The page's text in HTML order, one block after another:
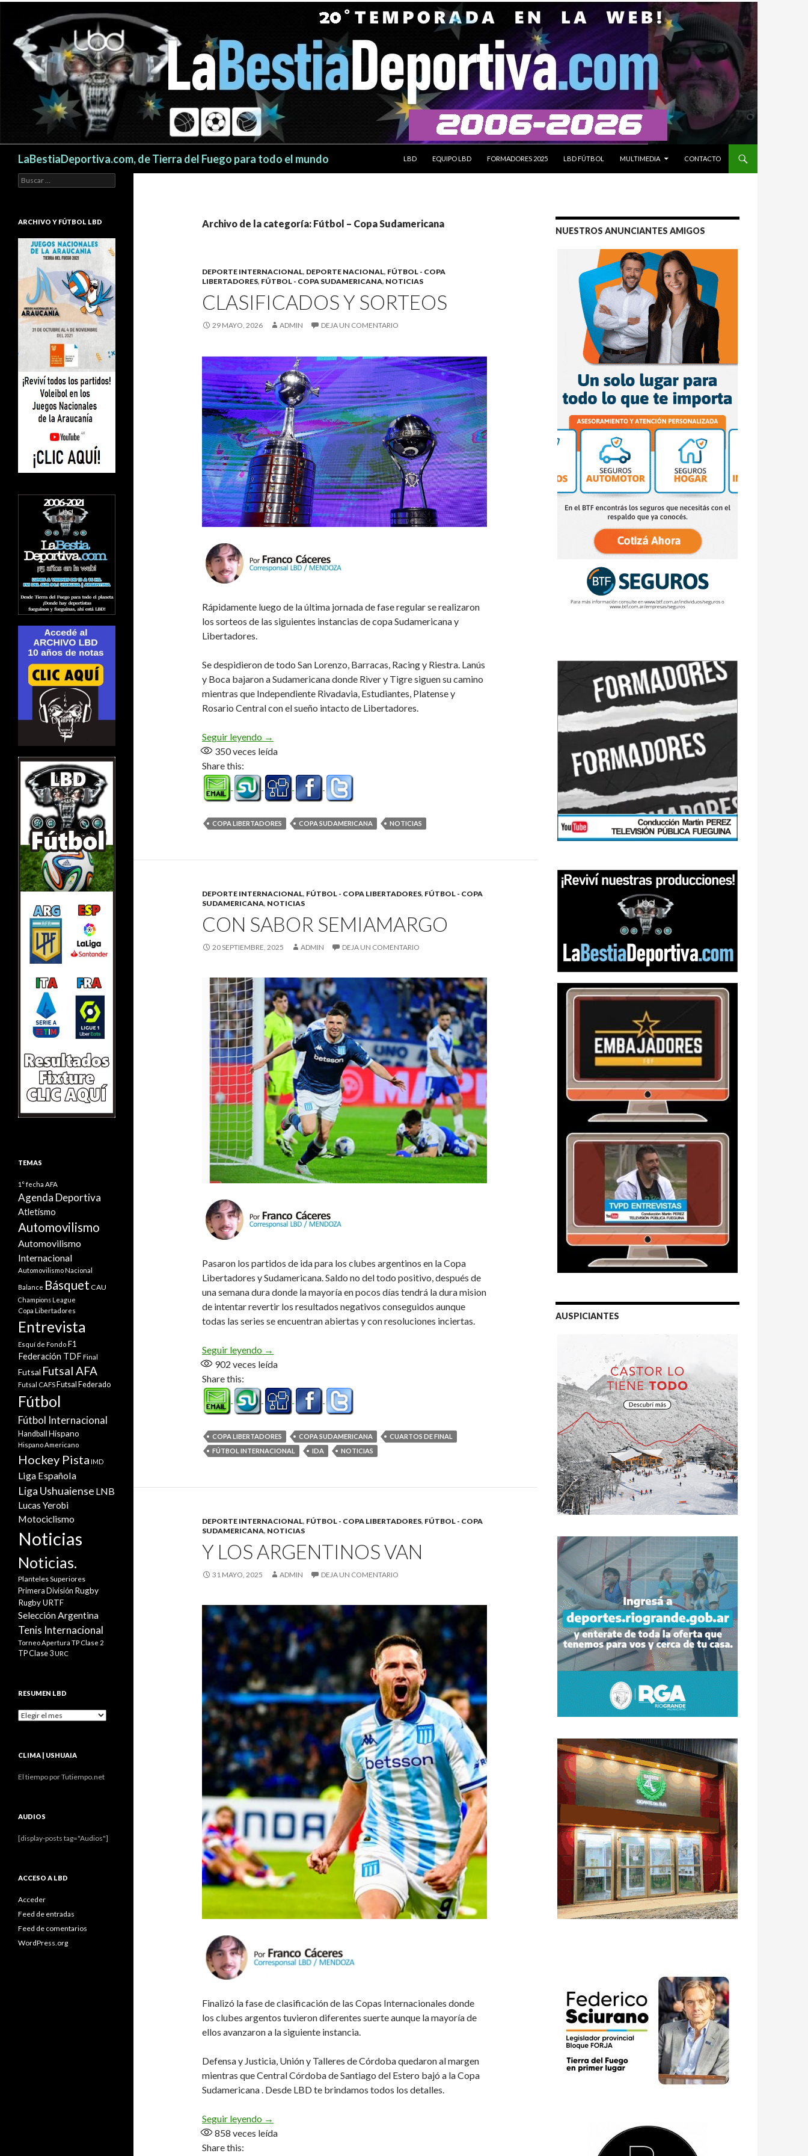
LaBestiaDeportiva.com, de Tierra del Fuego para todo el mundo
LBD
EQUIPO LBD FORMADORES 2025 LBD FÚTBOL MULTIMEDIA CONTACTO
Archivo de la categoría: Fútbol – Copa Sudamericana
DEPORTE INTERNACIONAL, DEPORTE NACIONAL, FÚTBOL - COPA
LIBERTADORES, FÚTBOL - COPA SUDAMERICANA, NOTICIAS
CLASIFICADOS Y SORTEOS
29 MAYO, 2026 ADMIN DEJA UN COMENTARIO
Rápidamente luego de la última jornada de fase regular se realizaron
los sorteos de las siguientes instancias de copa Sudamericana y
Libertadores.
Se despidieron de todo San Lorenzo, Barracas, Racing y Riestra. Lanús
y Boca bajaron a Sudamericana donde River y Tigre siguen su camino
mientras que Independiente Rivadavia, Estudiantes, Platense y
Rosario Central con el sueño intacto de Libertadores.
Seguir leyendo Clasificados y sorteos
→
350veces leída
Share this:
COPA LIBERTADORES COPA SUDAMERICANA NOTICIAS
DEPORTE INTERNACIONAL, FÚTBOL - COPA LIBERTADORES, FÚTBOL - COPA
SUDAMERICANA, NOTICIAS
CON SABOR SEMIAMARGO
20 SEPTIEMBRE, 2025 ADMIN DEJA UN COMENTARIO
Pasaron los partidos de ida para los clubes argentinos en la Copa
Libertadores y Sudamericana. Saldo no del todo positivo, después de
una semana dura donde la mayoría en pocos días tendrá la dura mision
de intentar revertir los resultados negativos conseguidos aunque
todas las series se encuentran abiertas y con resoluciones inciertas.
Seguir leyendo Con sabor semiamargo
→
902 veces leída
Share this:
COPA LIBERTADORES COPA SUDAMERICANA
CUARTOS DE FINAL
FÚTBOL INTERNACIONAL
IDA NOTICIAS
DEPORTE INTERNACIONAL, FÚTBOL - COPA LIBERTADORES, FÚTBOL - COPA
SUDAMERICANA, NOTICIAS
Y LOS ARGENTINOS VAN
31 MAYO, 2025 ADMIN DEJA UN COMENTARIO
Finalizó la fase de clasificación de las Copas Internacionales donde
los clubes argentos tuvieron diferentes suerte aunque la mayoría de
ellos avanzaron a la siguiente instancia.
Defensa y Justicia, Unión y Talleres de Córdoba quedaron al margen
mientras que Central Córdoba de Santiago del Estero bajó a la Copa
Sudamericana . Desde LBD te brindamos todos los detalles.
Seguir leyendo Y los argentinos van
→
858 veces leída
Share this:
NUESTROS ANUNCIANTES AMIGOS
AUSPICIANTES
Buscar:
ARCHIVO Y FÚTBOL LBD
TEMAS
1° fecha AFA
Agenda Deportiva
Atletismo
Automovilismo
Automovilismo
Internacional
Automovilismo Nacional
Balance Básquet CAU
Champions League
Copa Libertadores
Entrevista
Esquí de Fondo F1
Federación TDF Final
Futsal Futsal AFA
Futsal CAFS Futsal Federado
Fútbol
Fútbol Internacional
Handball Hispano
Hispano Americano
Hockey Pista IMD
Liga Española
Liga Ushuaiense LNB
Lucas Yerobi
Motociclismo
Noticias
Noticias.
Planteles Superiores
Primera División Rugby
Rugby URTF
Selección Argentina
Tenis Internacional
Torneo Apertura TP Clase 2
TP Clase 3URC
RESUMEN LBD
Resumen
CLIMA | USHUAIA
El tiempo por Tutiempo.net
AUDIOS
[display-posts tag="Audios"]
ACCESO A LBD
Acceder
Feed de entradas
Feed de comentarios
WordPress.org